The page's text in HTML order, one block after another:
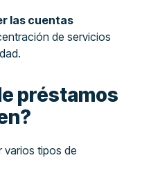
las cuentas
de servicios
préstamos
varios tipos de